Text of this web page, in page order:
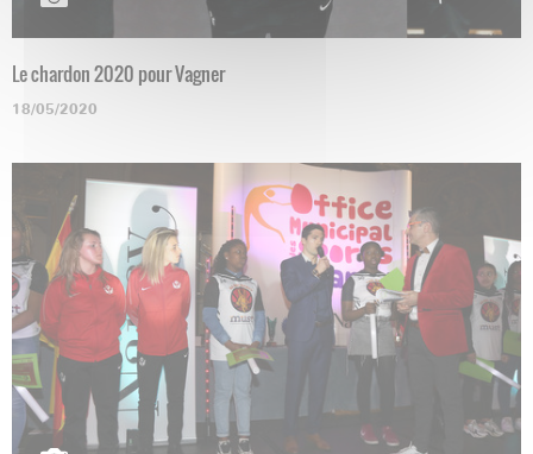
Le chardon 2020 pour Vagner
18/05/2020